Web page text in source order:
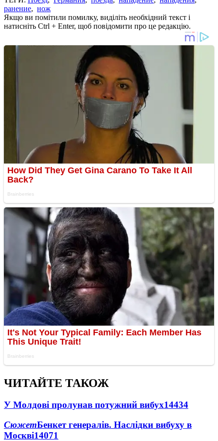
ранение, нож
Якщо ви помітили помилку, виділіть необхідний текст і
натисніть Ctrl + Enter, щоб повідомити про це редакцію.
ЧИТАЙТЕ ТАКОЖ
У Молдові пролунав потужний вибух14434
СюжетБенкет генералів. Наслідки вибуху в
Москві14071